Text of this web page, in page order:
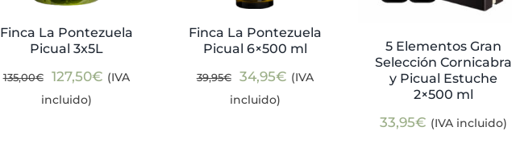
Finca La Pontezuela
Picual 3x5L
135,00€
El
precio
127,50€El(IVA
incluido)
Finca La Pontezuela
Picual 6×500 ml
39,95€
El
precio
34,95€El(IVA
incluido)
5 Elementos Gran
Selección Cornicabra
y Picual Estuche
2×500 ml
33,95€ (IVA incluido)